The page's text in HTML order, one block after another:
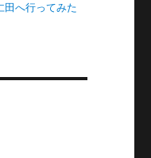
へ行ってみた